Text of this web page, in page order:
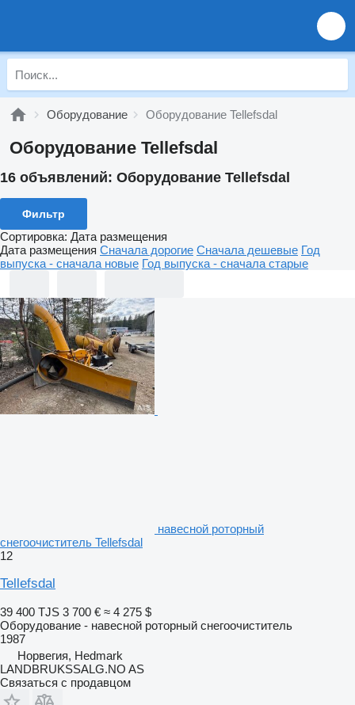
Оборудование Оборудование Tellefsdal
Оборудование Tellefsdal
16 объявлений: Оборудование Tellefsdal
Фильтр
Сортировка: Дата размещения
Дата размещения Сначала дорогие Сначала дешевые Год
выпуска - сначала новые Год выпуска - сначала старые
навесной роторный
снегоочиститель Tellefsdal
12
Tellefsdal
39 400 TJS 3 700 € ≈ 4 275 $
Оборудование - навесной роторный снегоочиститель
1987
Норвегия, Hedmark
LANDBRUKSSALG.NO AS
Связаться с продавцом